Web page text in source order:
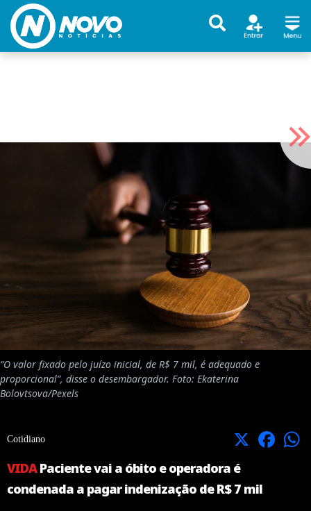
“O valor fixado pelo juízo inicial, de R$ 7 mil, é adequado e
proporcional”, disse o desembargador. Foto: Ekaterina
Bolovtsova/Pexels
Cotidiano X Facebook
VIDAPaciente vai a óbito e operadora é
condenada a pagar indenização de R$ 7 mil